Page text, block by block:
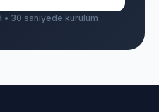
• 30 saniyede kurulum